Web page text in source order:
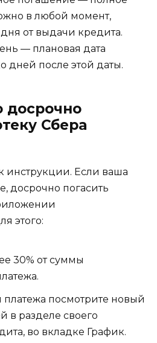
в любой момент,
от выдачи кредита.
— плановая дата
дней после этой даты.
досрочно
Сбера
инструкции. Если ваша
досрочно погасить
этого:
30% от суммы
платежа посмотрите новый
в разделе своего
во вкладке График.